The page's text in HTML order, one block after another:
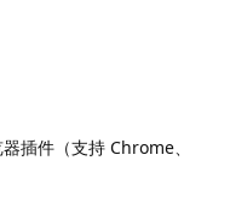
插件（支持 Chrome、